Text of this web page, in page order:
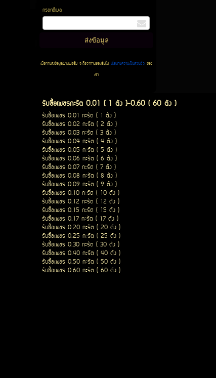
กรอกอีเมล
เมื่อท่านส่งข้อมูลผ่านฟอร์ม จะถือว่าท่านยอมรับในนโยบายความเป็นส่วนตัวของ
เรา
รับซื้อเพชรกะรัต 0.01 ( 1 ตัง )-0.60 ( 60 ตัง )
รับซื้อเพชร 0.01 กะรัต ( 1 ตัง )
รับซื้อเพชร 0.02 กะรัต ( 2 ตัง )
รับซื้อเพชร 0.03 กะรัต ( 3 ตัง )
รับซื้อเพชร 0.04 กะรัต ( 4 ตัง )
รับซื้อเพชร 0.05 กะรัต ( 5 ตัง )
รับซื้อเพชร 0.06 กะรัต ( 6 ตัง )
รับซื้อเพชร 0.07 กะรัต ( 7 ตัง )
รับซื้อเพชร 0.08 กะรัต ( 8 ตัง )
รับซื้อเพชร 0.09 กะรัต ( 9 ตัง )
รับซื้อเพชร 0.10 กะรัต ( 10 ตัง )
รับซื้อเพชร 0.12 กะรัต ( 12 ตัง )
รับซื้อเพชร 0.15 กะรัต ( 15 ตัง )
รับซื้อเพชร 0.17 กะรัต ( 17 ตัง )
รับซื้อเพชร 0.20 กะรัต ( 20 ตัง )
รับซื้อเพชร 0.25 กะรัต ( 25 ตัง )
รับซื้อเพชร 0.30 กะรัต ( 30 ตัง )
รับซื้อเพชร 0.40 กะรัต ( 40 ตัง )
รับซื้อเพชร 0.50 กะรัต ( 50 ตัง )
รับซื้อเพชร 0.60 กะรัต ( 60 ตัง )